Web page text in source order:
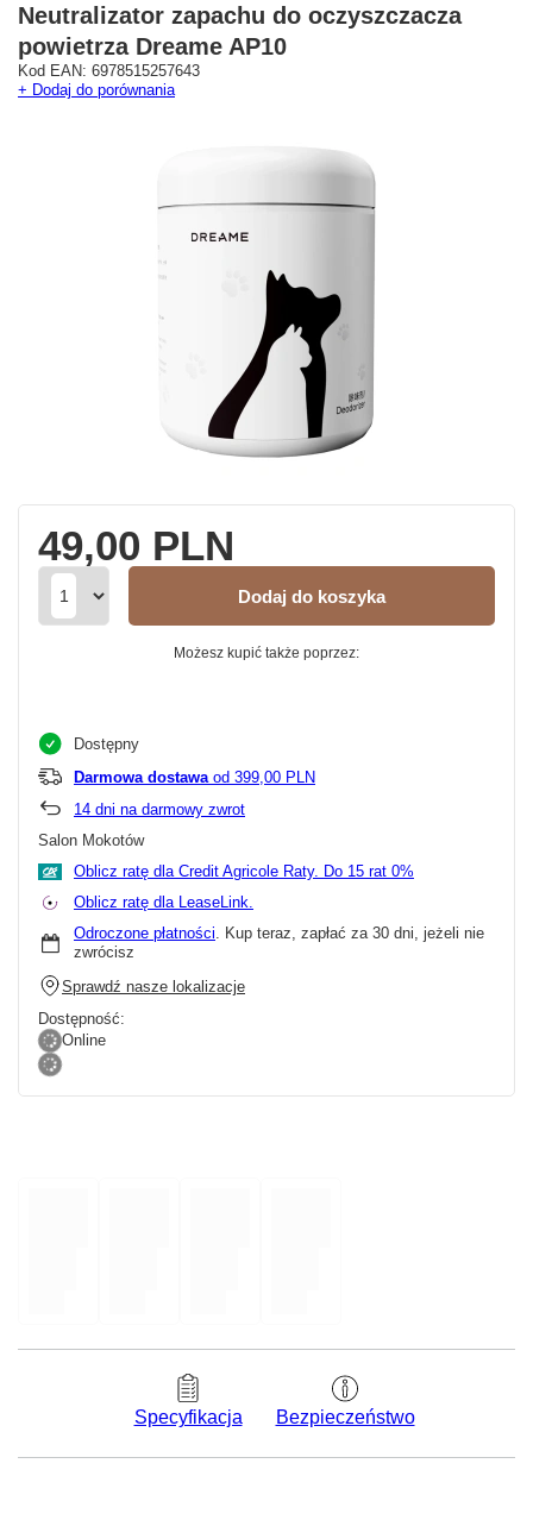
Neutralizator zapachu do oczyszczacza
powietrza Dreame AP10
Kod EAN: 6978515257643
+ Dodaj do porównania
49,00 PLN
Dodaj do koszyka
Możesz kupić także poprzez:
Dostępny
Darmowa dostawa od 399,00 PLN
14 dni na darmowy zwrot
Salon Mokotów
Oblicz ratę dla Credit Agricole Raty.
Oblicz ratę dla LeaseLink.
Odroczone płatności. Kup teraz, zapłać za 30 dni, jeżeli nie
zwrócisz
Sprawdź nasze lokalizacje
Dostępność:
Online
Pokaż na mapie
Targówek
ul. Głębocka 15
Specyfikacja Bezpieczeństwo